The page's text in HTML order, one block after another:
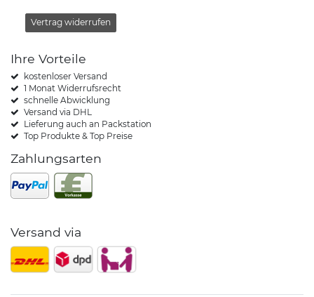
Vertrag widerrufen
Ihre Vorteile
kostenloser Versand
1 Monat Widerrufsrecht
schnelle Abwicklung
Versand via DHL
Lieferung auch an Packstation
Top Produkte & Top Preise
Zahlungsarten
Versand via